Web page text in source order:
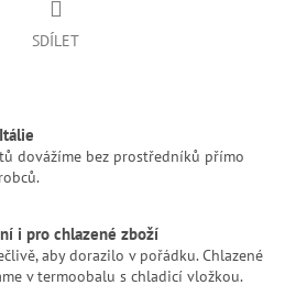
SDÍLET
dovážíme bez prostředníků přímo
i pro chlazené zboží
aby dorazilo v pořádku. Chlazené
v termoobalu s chladicí vložkou.